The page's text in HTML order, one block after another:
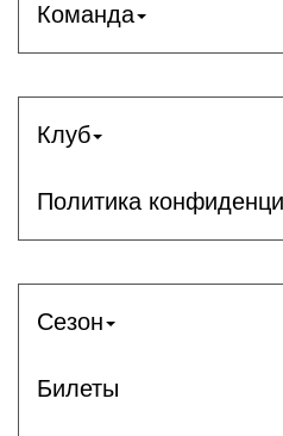
Команда
Клуб
Политика
Сезон
Билеты